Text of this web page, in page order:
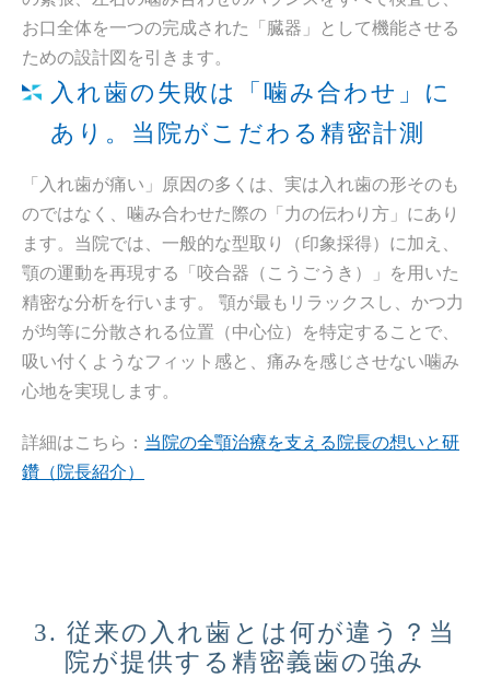
お口全体を一つの完成された「臓器」として機能させる
ための設計図を引きます。
入れ歯の失敗は「噛み合わせ」に
あり。当院がこだわる精密計測
「入れ歯が痛い」原因の多くは、実は入れ歯の形そのも
のではなく、噛み合わせた際の「力の伝わり方」にあり
ます。当院では、一般的な型取り（印象採得）に加え、
顎の運動を再現する「咬合器（こうごうき）」を用いた
精密な分析を行います。 顎が最もリラックスし、かつ力
が均等に分散される位置（中心位）を特定することで、
吸い付くようなフィット感と、痛みを感じさせない噛み
心地を実現します。
詳細はこちら： 当院の全顎治療を支える院長の想いと研
鑽（院長紹介）
3. 従来の入れ歯とは何が違う？当
院が提供する精密義歯の強み